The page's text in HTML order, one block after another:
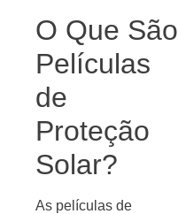
O Que São
Películas
de
Proteção
Solar?
As películas de